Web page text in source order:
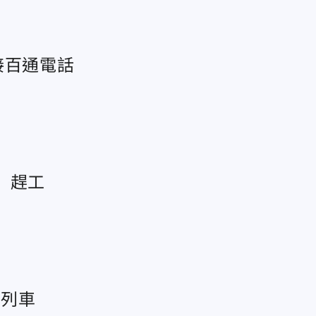
通電話
趕工
車